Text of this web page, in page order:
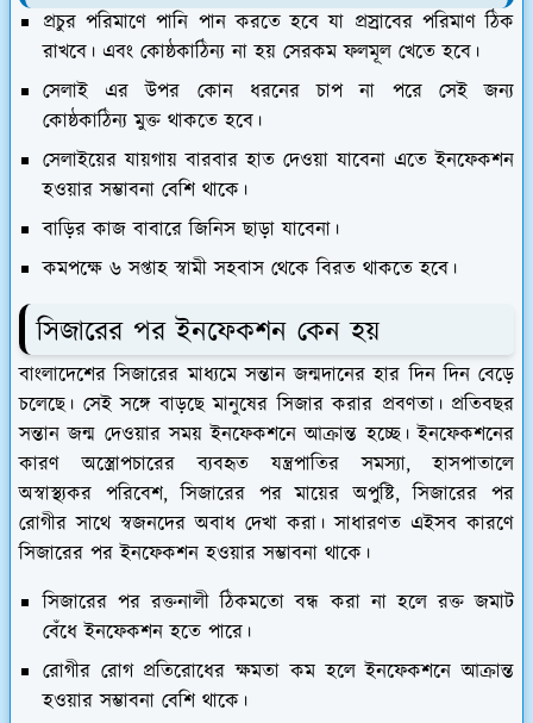
প্রচুর পরিমাণে পানি পান করতে হবে যা প্রস্রাবের পরিমাণ ঠিক
রাখবে। এবং কোষ্ঠকাঠিন্য না হয় সেরকম ফলমূল খেতে হবে।
সেলাই এর উপর কোন ধরনের চাপ না পরে সেই জন্য
কোষ্ঠকাঠিন্য মুক্ত থাকতে হবে।
সেলাইয়ের যায়গায় বারবার হাত দেওয়া যাবেনা এতে ইনফেকশন
হওয়ার সম্ভাবনা বেশি থাকে।
বাড়ির কাজ বাবারে জিনিস ছাড়া যাবেনা।
কমপক্ষে ৬ সপ্তাহ স্বামী সহবাস থেকে বিরত থাকতে হবে।
সিজারের পর ইনফেকশন কেন হয়
বাংলাদেশের সিজারের মাধ্যমে সন্তান জন্মদানের হার দিন দিন বেড়ে
চলেছে। সেই সঙ্গে বাড়ছে মানুষের সিজার করার প্রবণতা। প্রতিবছর
সন্তান জন্ম দেওয়ার সময় ইনফেকশনে আক্রান্ত হচ্ছে। ইনফেকশনের
কারণ অস্ত্রোপচারের ব্যবহৃত যন্ত্রপাতির সমস্যা, হাসপাতালে
অস্বাস্থ্যকর পরিবেশ, সিজারের পর মায়ের অপুষ্টি, সিজারের পর
রোগীর সাথে স্বজনদের অবাধ দেখা করা। সাধারণত এইসব কারণে
সিজারের পর ইনফেকশন হওয়ার সম্ভাবনা থাকে।
সিজারের পর রক্তনালী ঠিকমতো বন্ধ করা না হলে রক্ত জমাট
বেঁধে ইনফেকশন হতে পারে।
রোগীর রোগ প্রতিরোধের ক্ষমতা কম হলে ইনফেকশনে আক্রান্ত
হওয়ার সম্ভাবনা বেশি থাকে।